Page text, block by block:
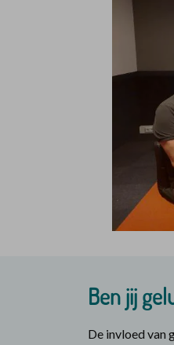
Ben jij
De invloed van